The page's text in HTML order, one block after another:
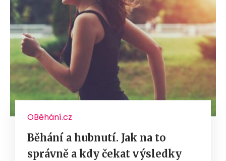
OBěhání.cz
Běhání a hubnutí. Jak na to
správně a kdy čekat výsledky